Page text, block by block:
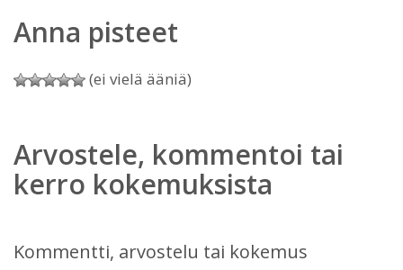
Anna pisteet
(ei vielä ääniä)
Arvostele, kommentoi tai
kerro kokemuksista
Kommentti, arvostelu tai kokemus